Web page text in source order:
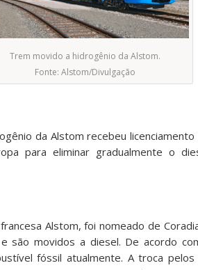
Trem movido a hidrogênio da Alstom.
Fonte: Alstom/Divulgação
da Alstom recebeu licenciamento
para eliminar gradualmente o
Alstom, foi nomeado de
são movidos a diesel. De acordo
fóssil atualmente. A troca